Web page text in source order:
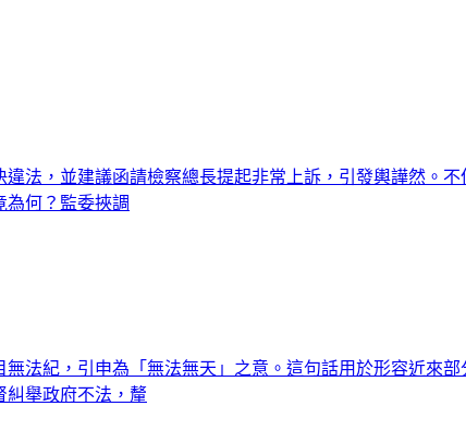
法，並建議函請檢察總長提起非常上訴，引發輿譁然。
為何？監委挾調
法紀，引申為「無法無天」之意。這句話用於形容近來
糾舉政府不法，釐